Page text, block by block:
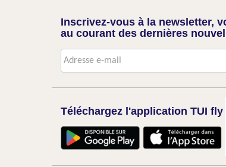
Inscrivez-vous à la newsletter,
au courant des dernières
Téléchargez l'application TUI fly